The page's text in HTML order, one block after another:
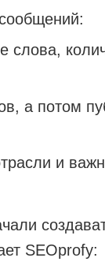
а потом
и
SEOprofy: